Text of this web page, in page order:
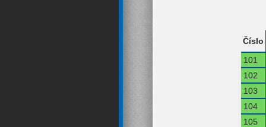
Číslo
101
102
103
104
105